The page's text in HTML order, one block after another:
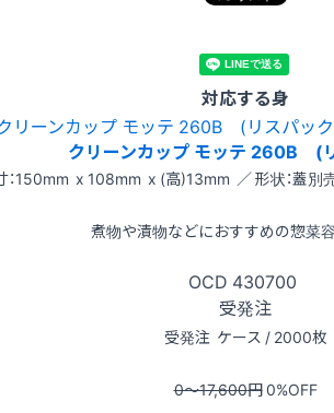
対応する身
クリーンカップ モッテ 260B (
：150mm x 108mm x (高)13mm ／ 形状：蓋別
煮物や漬物などにおすすめの惣菜容
OCD 430700
受発注
受発注 ケース / 2000枚
0〜17,600円0%OFF